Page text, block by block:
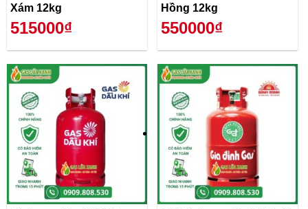
Xám 12kg
515000₫
Hồng 12kg
550000₫